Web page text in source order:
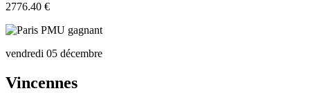
2776.40 €
vendredi 05 décembre
Vincennes